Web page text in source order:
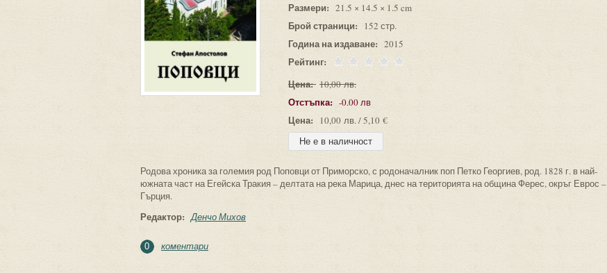
Размери: 21.5 × 14.5 × 1.5 cm
Брой страници: 152 стр.
Година на издаване: 2015
Рейтинг:
Цена: 10,00 лв.
Отстъпка: -0.00 лв
Цена: 10,00 лв. / 5,10 €
Родова хроника за големия род Поповци от Приморско, с родоначалник поп Петко Георгиев, род. 1828 г. в най-
южната част на Егейска Тракия – делтата на река Марица, днес на територията на община Ферес, окръг Еврос –
Гърция.
Редактор: Денчо Михов
0 коментари